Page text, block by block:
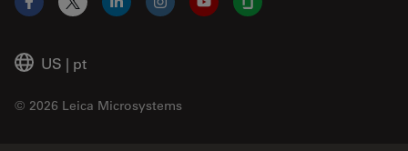
US | pt
© 2026 Leica Microsystems
Facebook
X LinkedInInstagramYouTubeGlassdoor